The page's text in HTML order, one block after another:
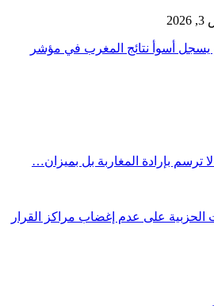
التعليم يسجل أسوأ نتائج المغرب في مؤشر
ترسم بإرادة المغاربة بل بميزان…
على عدم إغضاب مراكز القرار